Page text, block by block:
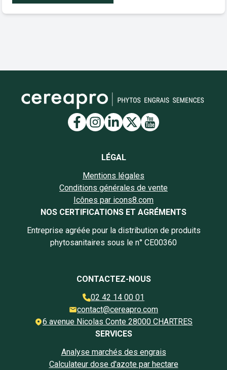
Lien vers la page
Lien vers la page
Lien vers la page
Lien vers la
Lien vers la
LÉGAL
Mentions légales
Conditions générales de vente
Icônes par icons8.com
NOS CERTIFICATIONS ET AGRÉMENTS
Entreprise agréée pour la distribution de produits
phytosanitaires sous le n° CE00360
CONTACTEZ-NOUS
02 42 14 00 01
contact@cereapro.com
6 avenue Nicolas Conte 28000 CHARTRES
SERVICES
Analyse marchés des engrais
Calculateur dose d'azote par hectare